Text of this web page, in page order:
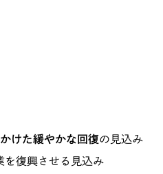
けた緩やかな回復の見込み
を復興させる見込み